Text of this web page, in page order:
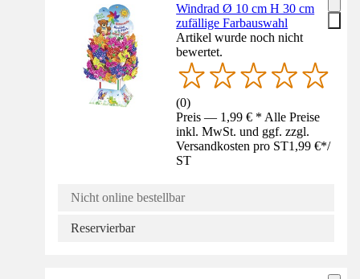
Windrad Ø 10 cm H 30 cm
zufällige Farbauswahl
Artikel wurde noch nicht
bewertet.
(0)
Preis — 1,99 € * Alle Preise
inkl. MwSt. und ggf. zzgl.
Versandkosten pro ST1,99 €*/
ST
Nicht online bestellbar
Reservierbar